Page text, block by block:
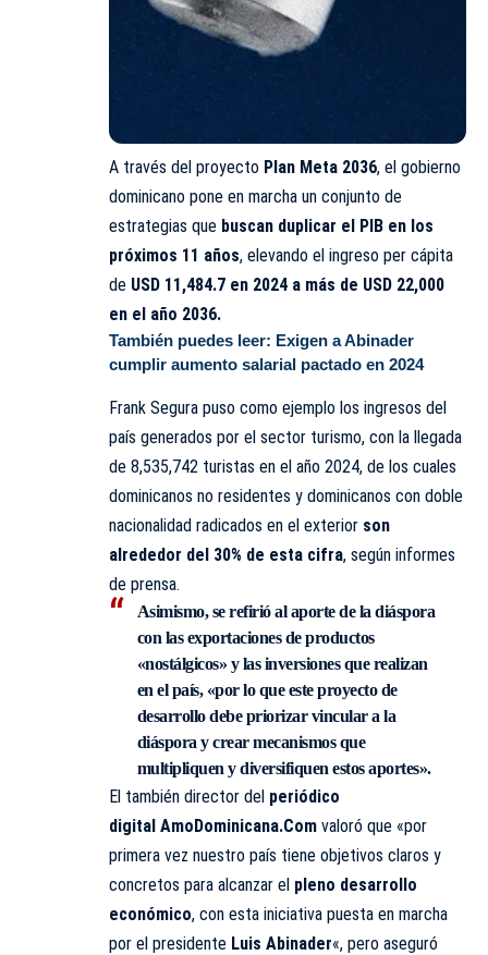
A través del proyecto Plan Meta 2036, el gobierno
dominicano pone en marcha un conjunto de
estrategias que buscan duplicar el PIB en los
próximos 11 años, elevando el ingreso per cápita
de USD 11,484.7 en 2024 a más de USD 22,000
en el año 2036.
También puedes leer: Exigen a Abinader
cumplir aumento salarial pactado en 2024
Frank Segura puso como ejemplo los ingresos del
país generados por el sector turismo, con la llegada
de 8,535,742 turistas en el año 2024, de los cuales
dominicanos no residentes y dominicanos con doble
nacionalidad radicados en el exterior son
alrededor del 30% de esta cifra, según informes
de prensa.
Asimismo, se refirió al aporte de la diáspora
con las exportaciones de productos
«nostálgicos» y las inversiones que realizan
en el país, «por lo que este proyecto de
desarrollo debe priorizar vincular a la
diáspora y crear mecanismos que
multipliquen y diversifiquen estos aportes».
El también director del periódico
digital AmoDominicana.Com valoró que «por
primera vez nuestro país tiene objetivos claros y
concretos para alcanzar el pleno desarrollo
económico, con esta iniciativa puesta en marcha
por el presidente Luis Abinader«, pero aseguró